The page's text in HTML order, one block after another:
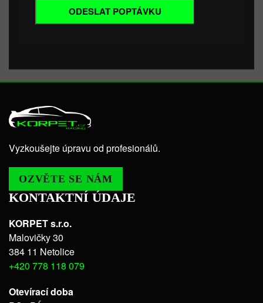
Vyzkoušejte úpravu od profesionálů.
OZVĚTE SE NÁM
KONTAKTNÍ ÚDAJE
KORPET s.r.o.
Malovičky 30
384 11 Netolice
+420 778 118 079
Otevírací doba